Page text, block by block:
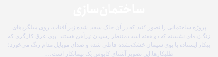
پروژه ساختمانی را تصور کنید که در آن خاک سفید شده زیر آفتاب، روی میلگردهای
زنگ‌زده‌ای نشسته که دو هفته است منتظر رسیدن تیرآهن هستند. بوی عرق کارگری که
بیکار ایستاده با بوی سیمان خشک‌نشده قاطی شده و صدای موبایل مدام زنگ می‌خورد؛
طلبکارها.این تصویر آشنای کابوس یک پیمانکار است….